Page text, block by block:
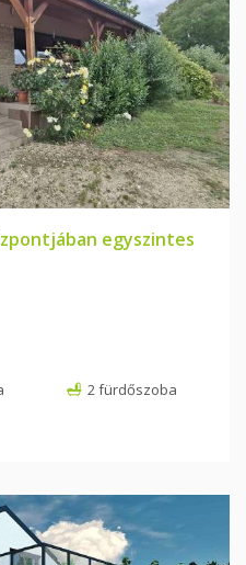
egyszintes
2 fürdőszoba